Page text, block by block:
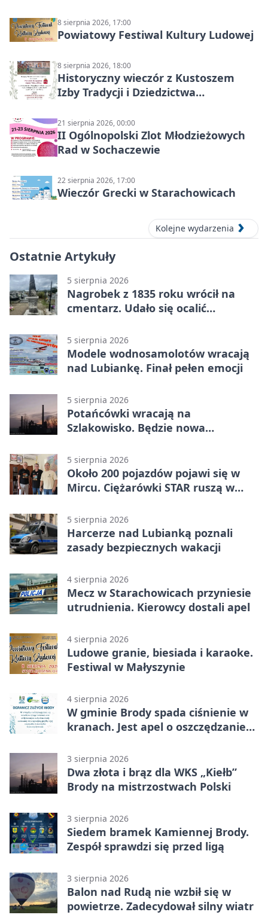
8 sierpnia 2026, 17:00
Powiatowy Festiwal Kultury Ludowej
8 sierpnia 2026, 18:00
Historyczny wieczór z Kustoszem
Izby Tradycji i Dziedzictwa
Gęburą
21 sierpnia 2026, 00:00
II Ogólnopolski Zlot Młodzieżowych
Rad w Sochaczewie
22 sierpnia 2026, 17:00
Wieczór Grecki w Starachowicach
Kolejne wydarzenia
Ostatnie Artykuły
5 sierpnia 2026
Nagrobek z 1835 roku wrócił na
cmentarz. Udało się ocalić
5 sierpnia 2026
Modele wodnosamolotów wracają
nad Lubiankę. Finał pełen emocji
5 sierpnia 2026
Potańcówki wracają na
Szlakowisko. Będzie nowa
5 sierpnia 2026
Około 200 pojazdów pojawi się w
Mircu. Ciężarówki STAR ruszą w
5 sierpnia 2026
Harcerze nad Lubianką poznali
zasady bezpiecznych wakacji
4 sierpnia 2026
Mecz w Starachowicach przyniesie
utrudnienia. Kierowcy dostali apel
4 sierpnia 2026
Ludowe granie, biesiada i karaoke.
Festiwal w Małyszynie
4 sierpnia 2026
W gminie Brody spada ciśnienie w
kranach. Jest apel o oszczędzanie
3 sierpnia 2026
Dwa złota i brąz dla WKS „Kiełb”
Brody na mistrzostwach Polski
3 sierpnia 2026
Siedem bramek Kamiennej Brody.
Zespół sprawdzi się przed ligą
3 sierpnia 2026
Balon nad Rudą nie wzbił się w
powietrze. Zadecydował silny wiatr